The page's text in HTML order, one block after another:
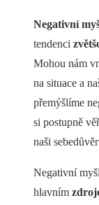
Negativní
tendenci
Mohou nám
na situace a
přemýšlíme
si postupně
naši
Negativní
hlavním